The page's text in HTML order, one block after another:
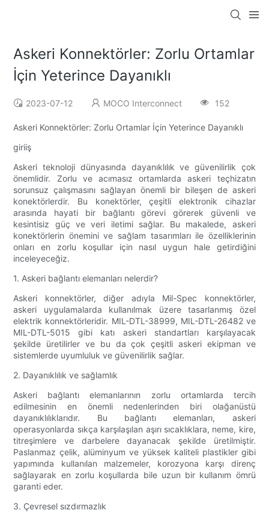
Askeri Konnektörler: Zorlu Ortamlar
İçin Yeterince Dayanıklı
2023-07-12 MOCO Interconnect 152
Askeri Konnektörler: Zorlu Ortamlar İçin Yeterince Dayanıklı
giriiş
Askeri teknoloji dünyasında dayanıklılık ve güvenilirlik çok
önemlidir. Zorlu ve acımasız ortamlarda askeri teçhizatın
sorunsuz çalışmasını sağlayan önemli bir bileşen de askeri
konektörlerdir. Bu konektörler, çeşitli elektronik cihazlar
arasında hayati bir bağlantı görevi görerek güvenli ve
kesintisiz güç ve veri iletimi sağlar. Bu makalede, askeri
konektörlerin önemini ve sağlam tasarımları ile özelliklerinin
onları en zorlu koşullar için nasıl uygun hale getirdiğini
inceleyeceğiz.
1. Askeri bağlantı elemanları nelerdir?
Askeri konnektörler, diğer adıyla Mil-Spec konnektörler,
askeri uygulamalarda kullanılmak üzere tasarlanmış özel
elektrik konnektörleridir. MIL-DTL-38999, MIL-DTL-26482 ve
MIL-DTL-5015 gibi katı askeri standartları karşılayacak
şekilde üretilirler ve bu da çok çeşitli askeri ekipman ve
sistemlerde uyumluluk ve güvenilirlik sağlar.
2. Dayanıklılık ve sağlamlık
Askeri bağlantı elemanlarının zorlu ortamlarda tercih
edilmesinin en önemli nedenlerinden biri olağanüstü
dayanıklılıklarıdır. Bu bağlantı elemanları, askeri
operasyonlarda sıkça karşılaşılan aşırı sıcaklıklara, neme, kire,
titreşimlere ve darbelere dayanacak şekilde üretilmiştir.
Paslanmaz çelik, alüminyum ve yüksek kaliteli plastikler gibi
yapımında kullanılan malzemeler, korozyona karşı direnç
sağlayarak en zorlu koşullarda bile uzun bir kullanım ömrü
garanti eder.
3. Çevresel sızdırmazlık